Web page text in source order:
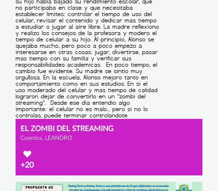
EL ZOMBI DEL STREAMING
Cuentos, LEANDRO
+20